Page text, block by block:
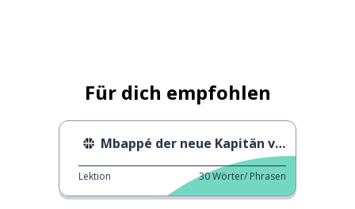
Für dich empfohlen
Mbappé der neue Kapitän von Frankreich
Lektion 30Wörter/ Phrasen